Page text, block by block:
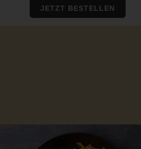
JETZT BESTELLEN